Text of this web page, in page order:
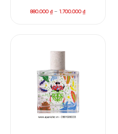
880.000₫ –1.700.000₫